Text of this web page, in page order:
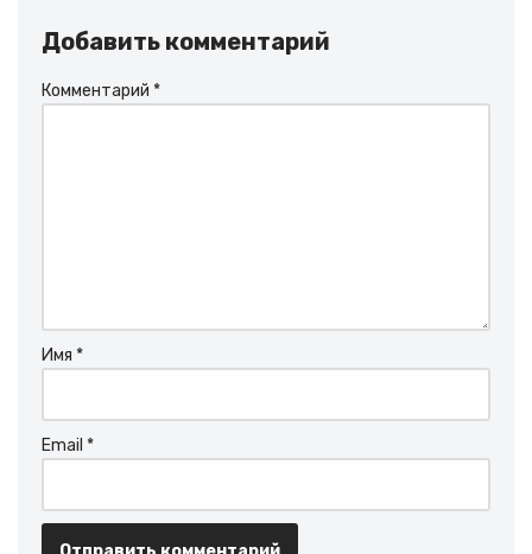
Добавить комментарий
Комментарий *
Имя *
Email *